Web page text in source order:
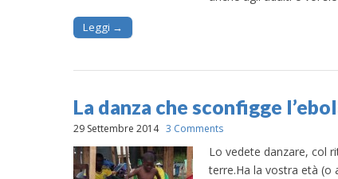
Leggi →
La danza che sconfigge
29 Settembre 2014 3 Comments
Lo vedete danzare, col
terre.Ha la vostra età (o